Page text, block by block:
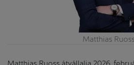
Matthias Ruoss
Matthias Ruoss átvállalja 2026.